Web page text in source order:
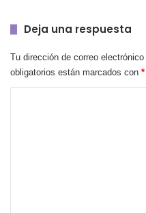
Deja una respuesta
Tu dirección de correo
obligatorios están marcados con *